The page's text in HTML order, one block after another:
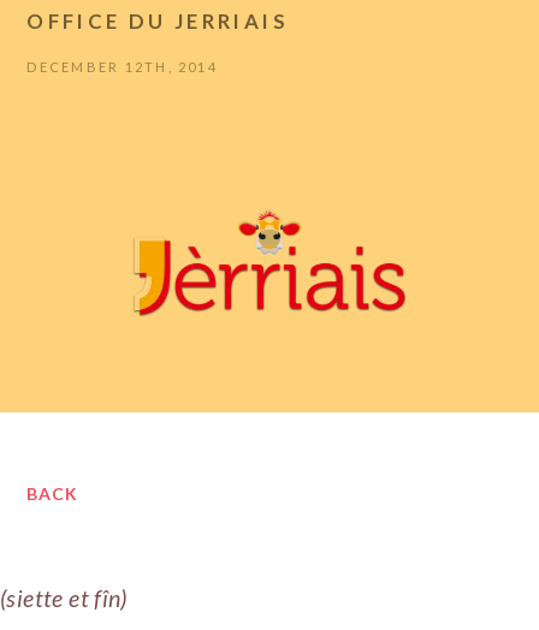
OFFICE DU JERRIAIS
DECEMBER 12TH, 2014
BACK
(siette et fîn)